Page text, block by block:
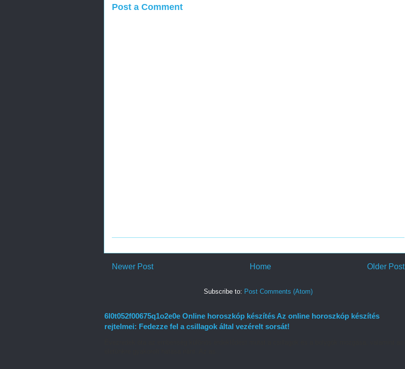
Post a Comment
Newer Post Older Post
Home
Subscribe to: Post Comments (Atom)
6l0t052f00675q1o2e0e Online horoszkóp készítés Az online horoszkóp készítés
rejtelmei: Fedezze fel a csillagok által vezérelt sorsát!